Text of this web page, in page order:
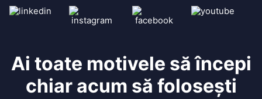
Ai toate motivele să începi
chiar acum să folosești